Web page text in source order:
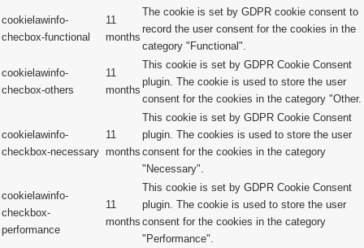
cookielawinfo-
checbox-functional
11
months
The cookie is set by GDPR cookie consent to
record the user consent for the cookies in the
category "Functional".
cookielawinfo-
checbox-others
11
months
This cookie is set by GDPR Cookie Consent
plugin. The cookie is used to store the user
consent for the cookies in the category "Other.
cookielawinfo-
checkbox-necessary
11
months
This cookie is set by GDPR Cookie Consent
plugin. The cookies is used to store the user
consent for the cookies in the category
"Necessary".
cookielawinfo-
checkbox-
performance
11
months
This cookie is set by GDPR Cookie Consent
plugin. The cookie is used to store the user
consent for the cookies in the category
"Performance".